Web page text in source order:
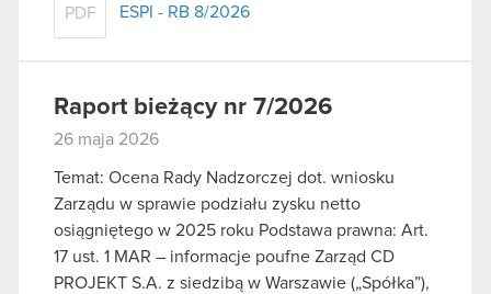
PDF ESPI - RB 8/2026
Raport bieżący nr 7/2026
26 maja 2026
Temat: Ocena Rady Nadzorczej dot. wniosku
Zarządu w sprawie podziału zysku netto
osiągniętego w 2025 roku Podstawa prawna: Art.
17 ust. 1 MAR – informacje poufne Zarząd CD
PROJEKT S.A. z siedzibą w Warszawie („Spółka”),